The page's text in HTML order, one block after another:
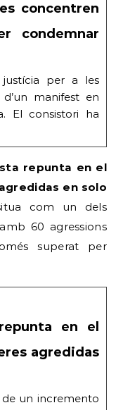
concentren
condemnar
justícia per a les
manifest en
El consistori ha
repunta en el
en solo
com un dels
60 agressions
superat per
en el
agredidas
un incremento